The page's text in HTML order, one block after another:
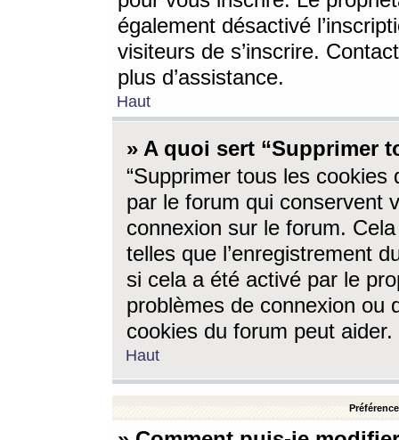
également désactivé
visiteurs de s’inscrire.
plus d’assistance.
Haut
» A quoi sert “Supprimer
“Supprimer tous les cookies
par le forum qui conservent
connexion sur le forum.
telles que l’enregistrement
si cela a été activé par le
problèmes de connexion ou
cookies du forum peut aider.
Haut